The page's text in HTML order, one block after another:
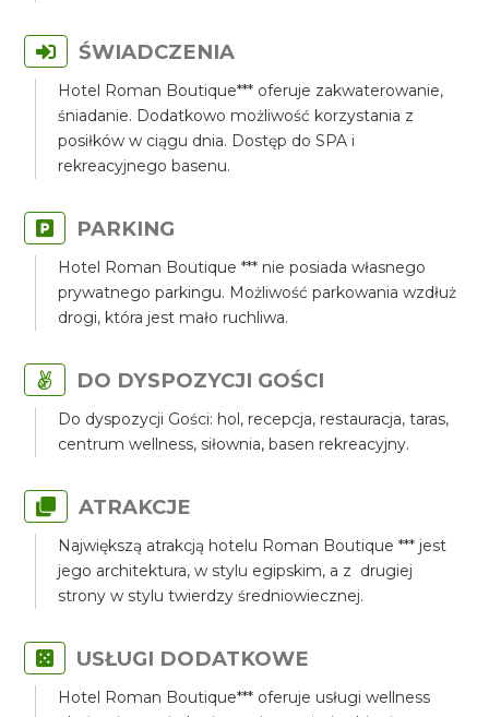
ŚWIADCZENIA
Hotel Roman Boutique*** oferuje zakwaterowanie,
śniadanie. Dodatkowo możliwość korzystania z
posiłków w ciągu dnia. Dostęp do SPA i
rekreacyjnego basenu.
PARKING
Hotel Roman Boutique *** nie posiada własnego
prywatnego parkingu. Możliwość parkowania wzdłuż
drogi, która jest mało ruchliwa.
DO DYSPOZYCJI GOŚCI
Do dyspozycji Gości: hol, recepcja, restauracja, taras,
centrum wellness, siłownia, basen rekreacyjny.
ATRAKCJE
Największą atrakcją hotelu Roman Boutique *** jest
jego architektura, w stylu egipskim, a z drugiej
strony w stylu twierdzy średniowiecznej.
USŁUGI DODATKOWE
Hotel Roman Boutique*** oferuje usługi wellness